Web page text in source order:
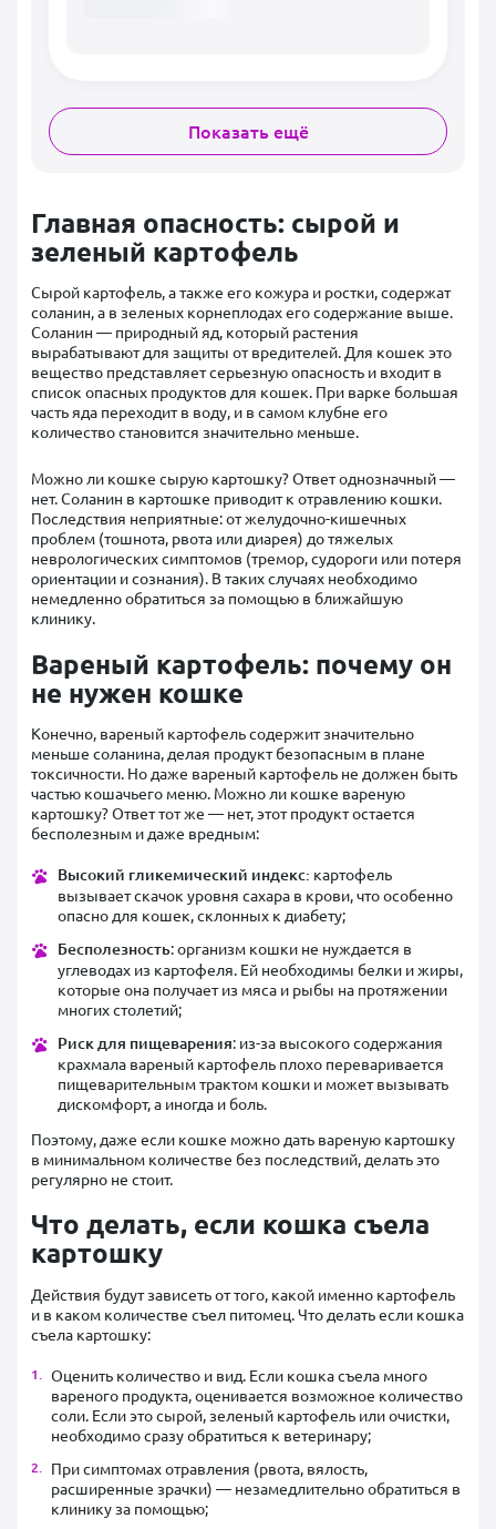
Показать ещё
Главная опасность: сырой и
зеленый картофель
Сырой картофель, а также его кожура и ростки, содержат
соланин, а в зеленых корнеплодах его содержание выше.
Соланин — природный яд, который растения
вырабатывают для защиты от вредителей. Для кошек это
вещество представляет серьезную опасность и входит в
список опасных продуктов для кошек. При варке большая
часть яда переходит в воду, и в самом клубне его
количество становится значительно меньше.
Можно ли кошке сырую картошку? Ответ однозначный —
нет. Соланин в картошке приводит к отравлению кошки.
Последствия неприятные: от желудочно-кишечных
проблем (тошнота, рвота или диарея) до тяжелых
неврологических симптомов (тремор, судороги или потеря
ориентации и сознания). В таких случаях необходимо
немедленно обратиться за помощью в ближайшую
клинику.
Вареный картофель: почему он
не нужен кошке
Конечно, вареный картофель содержит значительно
меньше соланина, делая продукт безопасным в плане
токсичности. Но даже вареный картофель не должен быть
частью кошачьего меню. Можно ли кошке вареную
картошку? Ответ тот же — нет, этот продукт остается
бесполезным и даже вредным:
Высокий гликемический индекс: картофель
вызывает скачок уровня сахара в крови, что особенно
опасно для кошек, склонных к диабету;
Бесполезность: организм кошки не нуждается в
углеводах из картофеля. Ей необходимы белки и жиры,
которые она получает из мяса и рыбы на протяжении
многих столетий;
Риск для пищеварения: из-за высокого содержания
крахмала вареный картофель плохо переваривается
пищеварительным трактом кошки и может вызывать
дискомфорт, а иногда и боль.
Поэтому, даже если кошке можно дать вареную картошку
в минимальном количестве без последствий, делать это
регулярно не стоит.
Что делать, если кошка съела
картошку
Действия будут зависеть от того, какой именно картофель
и в каком количестве съел питомец. Что делать если кошка
съела картошку:
Оценить количество и вид. Если кошка съела много
вареного продукта, оценивается возможное количество
соли. Если это сырой, зеленый картофель или очистки,
необходимо сразу обратиться к ветеринару;
При симптомах отравления (рвота, вялость,
расширенные зрачки) — незамедлительно обратиться в
клинику за помощью;